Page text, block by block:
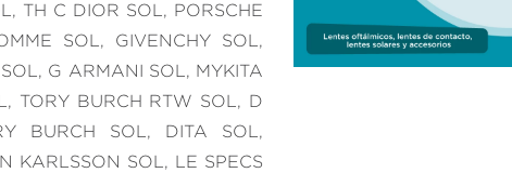
TH C DIOR SOL, PORSCHE
SOL, GIVENCHY SOL,
G ARMANI SOL, MYKITA
TORY BURCH RTW SOL, D
BURCH SOL, DITA SOL,
KARLSSON SOL, LE SPECS